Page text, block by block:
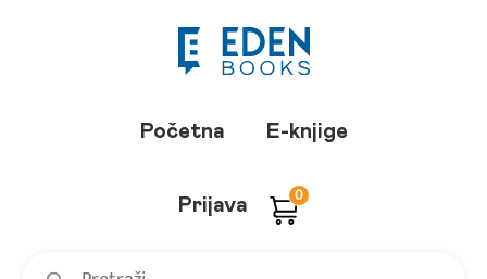
Početna E-knjige
Prijava 0